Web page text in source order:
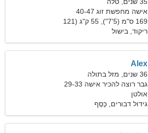
אישה מחפשת זוג 40-47
169 ס"מ (5'7"), 55 ק"ג (121
פאונד)
ריקוד, בישול
Alex
36 שנים, מזל בתולה
גבר רוצה להכיר אישה 29-33
אולטן
גידול דבורים, כֶּסֶף